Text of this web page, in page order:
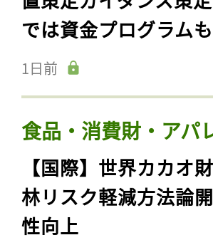
では資金プログラムも
1日前
食品・消費財・アパ
【国際】世界カカオ
林リスク軽減方法論
性向上